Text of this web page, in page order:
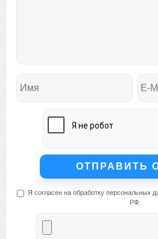
Я согласен на обработку персональных
РФ.